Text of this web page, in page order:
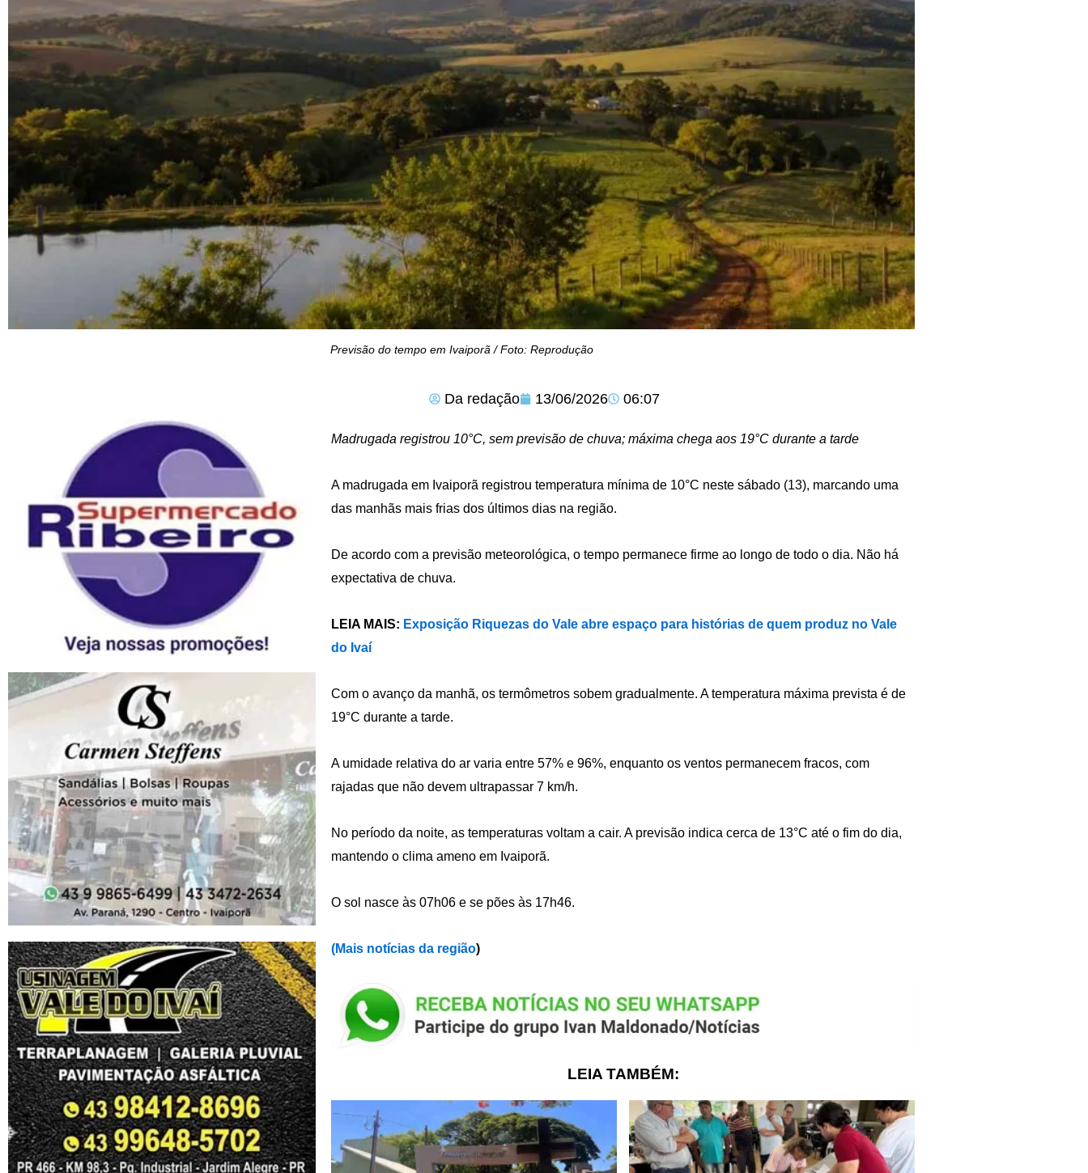
Previsão do tempo em Ivaiporã / Foto: Reprodução
Da redação 13/06/2026 06:07
Madrugada registrou 10°C, sem previsão de chuva; máxima chega aos 19°C durante a tarde
A madrugada em Ivaiporã registrou temperatura mínima de 10°C neste sábado (13), marcando uma
das manhãs mais frias dos últimos dias na região.
De acordo com a previsão meteorológica, o tempo permanece firme ao longo de todo o dia. Não há
expectativa de chuva.
LEIA MAIS: Exposição Riquezas do Vale abre espaço para histórias de quem produz no Vale
do Ivaí
Com o avanço da manhã, os termômetros sobem gradualmente. A temperatura máxima prevista é de
19°C durante a tarde.
A umidade relativa do ar varia entre 57% e 96%, enquanto os ventos permanecem fracos, com
rajadas que não devem ultrapassar 7 km/h.
No período da noite, as temperaturas voltam a cair. A previsão indica cerca de 13°C até o fim do dia,
mantendo o clima ameno em Ivaiporã.
O sol nasce às 07h06 e se pões às 17h46.
(Mais notícias da região)
LEIA TAMBÉM: